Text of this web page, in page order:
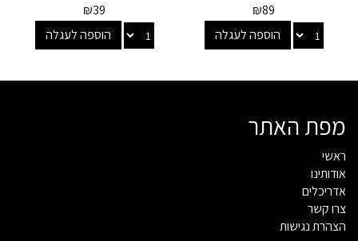
₪89
הוספה לעגלה
₪39
הוספה לעגלה
מפת האתר
ראשי
אודותינו
אדריכלים
צרו קשר
הצהרת נגישות